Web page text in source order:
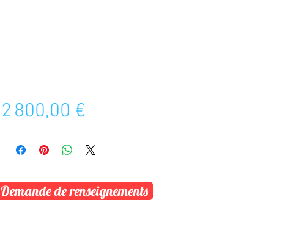
2 800,00 €Prix
Demande de renseignements